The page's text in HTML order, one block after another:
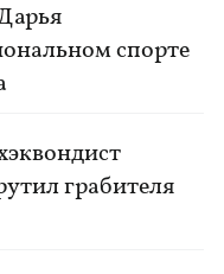
спорте
грабителя